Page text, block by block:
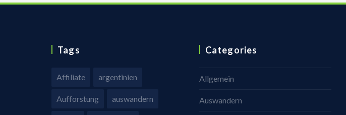
Tags
Affiliate argentinien
Aufforstung auswandern
Categories
Allgemein
Auswandern